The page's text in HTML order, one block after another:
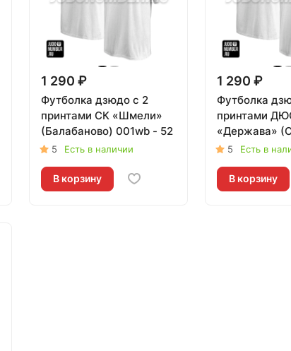
1 290 ₽
Футболка дзюдо с 2
принтами СК «Шмели»
(Балабаново) 001wb - 52
5 Есть в наличии
В корзину
1 290 ₽
Футболка
принтами
«Держава»
001wb - 52
5 Есть в
В корзину